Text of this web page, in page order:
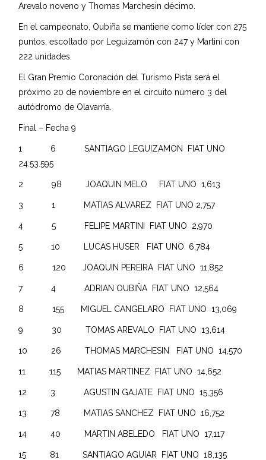
Arevalo noveno y Thomas Marchesin décimo.
En el campeonato, Oubiña se mantiene como líder con 275
puntos, escoltado por Leguizamón con 247 y Martini con
222 unidades.
El Gran Premio Coronación del Turismo Pista será el
próximo 20 de noviembre en el circuito número 3 del
autódromo de Olavarría.
Final – Fecha 9
1 6 SANTIAGO LEGUIZAMON FIAT UNO
24:53.595
2 98 JOAQUIN MELO FIAT UNO 1,613
3 1 MATIAS ALVAREZ FIAT UNO 2,757
4 5 FELIPE MARTINI FIAT UNO 2,970
5 10 LUCAS HUSER FIAT UNO 6,784
6 120 JOAQUIN PEREIRA FIAT UNO 11,852
7 4 ADRIAN OUBIÑA FIAT UNO 12,564
8 155 MIGUEL CANGELARO FIAT UNO 13,069
9 30 TOMAS AREVALO FIAT UNO 13,614
10 26 THOMAS MARCHESIN FIAT UNO 14,570
11 115 MATIAS MARTINEZ FIAT UNO 14,652
12 3 AGUSTIN GAJATE FIAT UNO 15,356
13 78 MATIAS SANCHEZ FIAT UNO 16,752
14 40 MARTIN ABELEDO FIAT UNO 17,117
15 81 SANTIAGO AGUIAR FIAT UNO 18,135